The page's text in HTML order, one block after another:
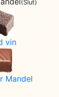
(Slut)
vin
Mandel